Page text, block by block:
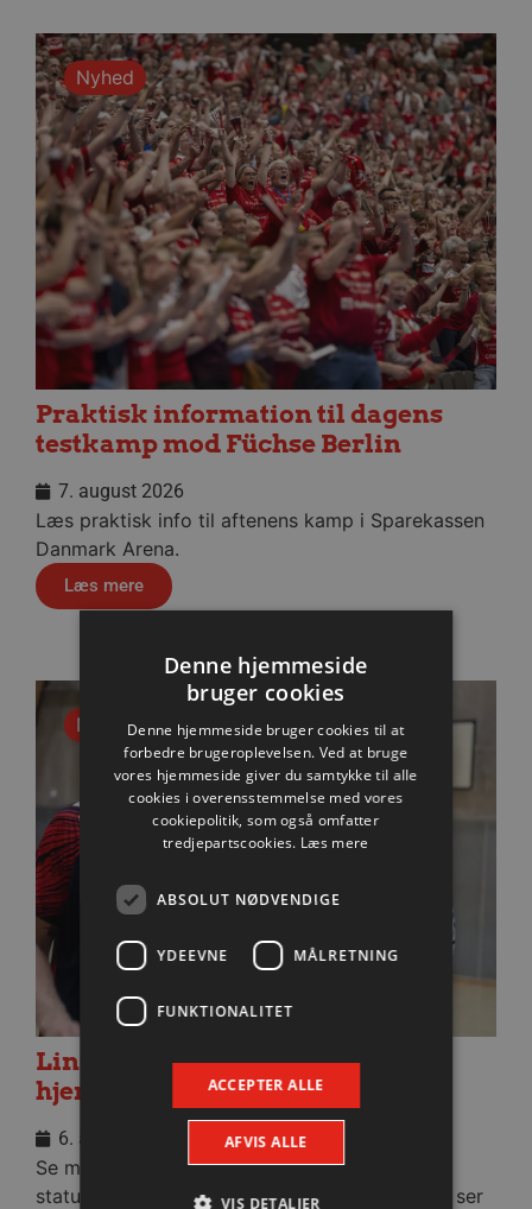
Nyhed
Praktisk information til dagens
testkamp mod Füchse Berlin
7. august 2026
Læs praktisk info til aftenens kamp i Sparekassen
Danmark Arena.
Læs mere
Nyhed
Lindskog glæder sig til første
hjemmekamp
6. august 2026
Se med når nytilkomne Anton Lindskog giver
status på sin første tid i Aalborg Håndbold og ser
Denne hjemmeside
bruger cookies
Denne hjemmeside bruger cookies til at
forbedre brugeroplevelsen. Ved at bruge
vores hjemmeside giver du samtykke til alle
cookies i overensstemmelse med vores
cookiepolitik, som også omfatter
tredjepartscookies. Læs mere
ABSOLUT NØDVENDIGE
YDEEVNE MÅLRETNING
FUNKTIONALITET
ACCEPTER ALLE
AFVIS ALLE
VIS DETALJER